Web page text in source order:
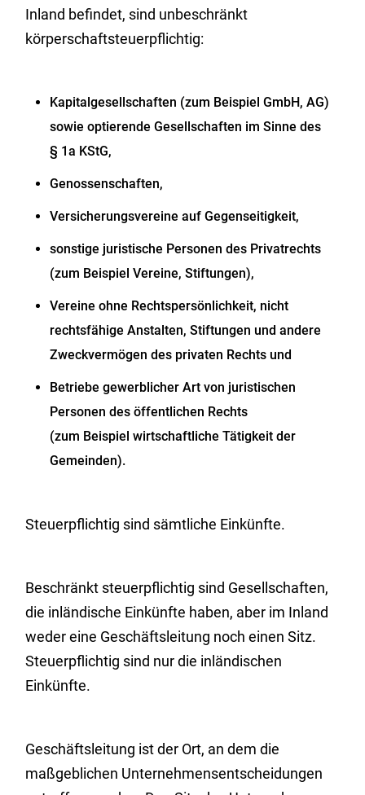
Inland befindet, sind unbeschränkt
körperschaftsteuerpflichtig:
Kapitalgesellschaften (zum Beispiel GmbH, AG)
sowie optierende Gesellschaften im Sinne des
§ 1a KStG,
Genossenschaften,
Versicherungsvereine auf Gegenseitigkeit,
sonstige juristische Personen des Privatrechts
(zum Beispiel Vereine, Stiftungen),
Vereine ohne Rechtspersönlichkeit, nicht
rechtsfähige Anstalten, Stiftungen und andere
Zweckvermögen des privaten Rechts und
Betriebe gewerblicher Art von juristischen
Personen des öffentlichen Rechts
(zum Beispiel wirtschaftliche Tätigkeit der
Gemeinden).
Steuerpflichtig sind sämtliche Einkünfte.
Beschränkt steuerpflichtig sind Gesellschaften,
die inländische Einkünfte haben, aber im Inland
weder eine Geschäftsleitung noch einen Sitz.
Steuerpflichtig sind nur die inländischen
Einkünfte.
Geschäftsleitung ist der Ort, an dem die
maßgeblichen Unternehmensentscheidungen